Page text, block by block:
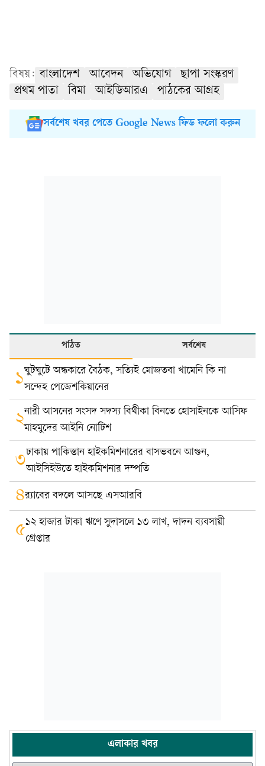
বিষয়: বাংলাদেশ আবেদন অভিযোগ
ছাপা সংস্করণ
প্রথম পাতা
বিমা আইডিআরএ পাঠকের আগ্রহ
সর্বশেষ খবর পেতে Google News ফিড ফলো করুন
পঠিত সর্বশেষ
১ঘুটঘুটে অন্ধকারে বৈঠক, সত্যিই মোজতবা খামেনি কি না
সন্দেহ পেজেশকিয়ানের
২নারী আসনের সংসদ সদস্য বিথীকা বিনতে হোসাইনকে আসিফ
মাহমুদের আইনি নোটিশ
৩ঢাকায় পাকিস্তান হাইকমিশনারের বাসভবনে আগুন,
আইসিইউতে হাইকমিশনার দম্পতি
৪র‍্যাবের বদলে আসছে এসআরবি
৫১২ হাজার টাকা ঋণে সুদাসলে ১৩ লাখ, দাদন ব্যবসায়ী
গ্রেপ্তার
এলাকার খবর